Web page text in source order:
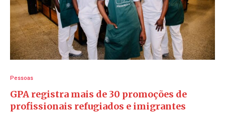
Pessoas
GPA registra mais de 30 promoções de
profissionais refugiados e imigrantes